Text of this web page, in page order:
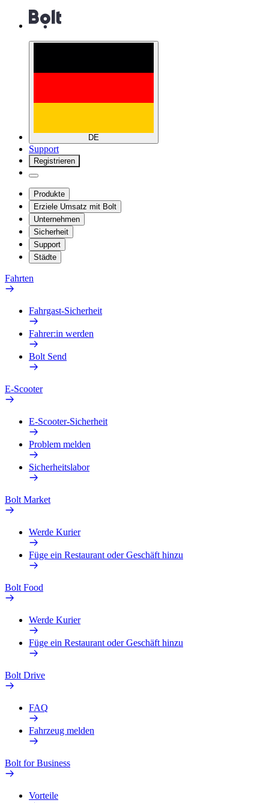
DE
Support
Registrieren
Produkte
Erziele Umsatz mit Bolt
Unternehmen
Sicherheit
Support
Städte
Fahrten
Fahrgast-Sicherheit
Fahrer:in werden
Bolt Send
E-Scooter
E-Scooter-Sicherheit
Problem melden
Sicherheitslabor
Bolt Market
Werde Kurier
Füge ein Restaurant oder Geschäft hinzu
Bolt Food
Werde Kurier
Füge ein Restaurant oder Geschäft hinzu
Bolt Drive
FAQ
Fahrzeug melden
Bolt for Business
Vorteile